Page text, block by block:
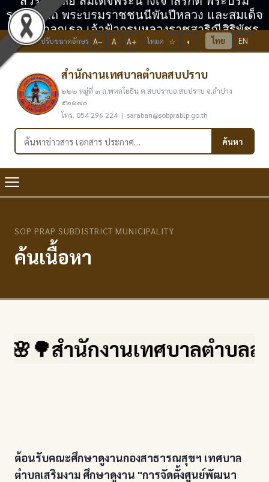
ราชินีนาถ พระบรมราชชนนีพันปีหลวง และสมเด็จ
พระเจ้าลูกเธอ เจ้าฟ้ากรมหลวงราชสาริณีสิริพัชร
มหาวัชรราชธิดา
ปรับขนาดอักษร A− A A+ โหมด ☆ ◐ ไทย EN
สำนักงานเทศบาลตำบลสบปราบ
๒๒๒ หมู่ที่ ๓ ถ.พหลโยธิน ต.สบปราบอ.สบปราบ จ.ลำปาง
๕๒๑๗๐
โทร. 054 296 224 | saraban@sobprablp.go.th
ค้นหาในเว็บไซต์ ค้นหา
SOP PRAP SUBDISTRICT MUNICIPALITY
ค้นเนื้อหา
สำนักงานเทศบาลตำบลสบ
ต้อนรับคณะศึกษาดูงานกองสาธารณสุขฯ เทศบาล
ตำบลเสริมงาม ศึกษาดูงาน "การจัดตั้งศูนย์พัฒนา